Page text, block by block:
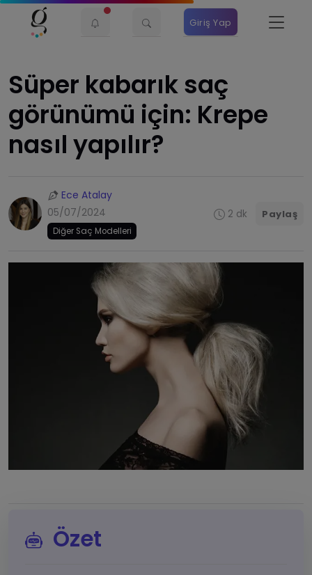
Giriş Yap
​Süper kabarık saç
görünümü için: Krepe
nasıl yapılır?
Ece Atalay
05/07/2024
Diğer Saç Modelleri
2 dk Paylaş
Özet